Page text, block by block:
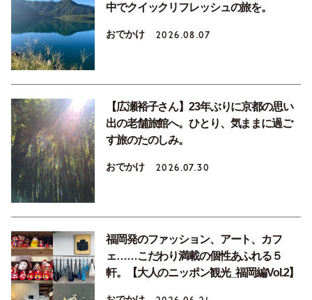
中でクイックリフレッシュの旅を。
おでかけ 2026.08.07
【広瀬裕子さん】23年ぶりに京都の思い
出の老舗旅館へ。ひとり、気ままに過ご
す旅のたのしみ。
おでかけ 2026.07.30
福岡発のファッション、アート、カフ
ェ……こだわり満載の個性あふれる５
軒。【大人のニッポン観光_福岡編Vol.2】